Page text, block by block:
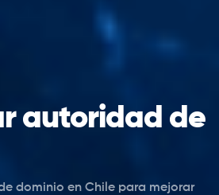
autoridad de
dominio en Chile para mejorar